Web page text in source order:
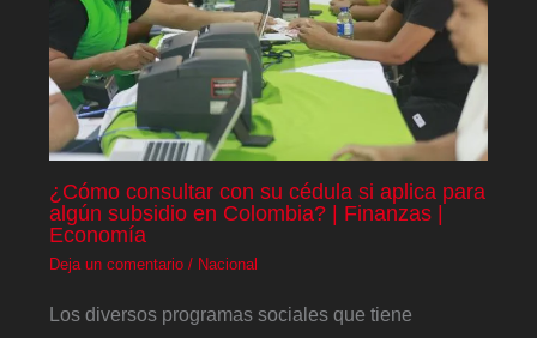
¿Cómo consultar con su cédula si aplica para
algún subsidio en Colombia? | Finanzas |
Economía
Deja un comentario / Nacional
Los diversos programas sociales que tiene